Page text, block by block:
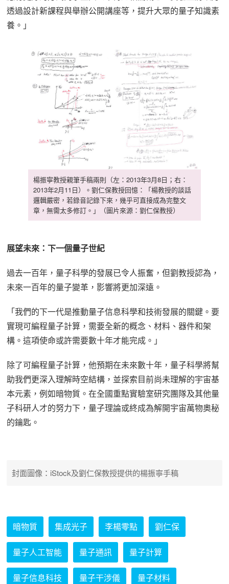
透過設計新課程與舉辦公開講座等，提升大眾的量子知識素
養。」
楊振寧教授親筆手稿兩則（左：2013年3月8日；右：
2013年2月11日）。劉仁保教授回憶：「楊教授的談話
邏輯嚴密，若錄音記錄下來，幾乎可直接成為完整文
章，無需太多修訂。」（圖片來源：劉仁保教授）
展望未來：下一個量子世紀
過去一百年，量子科學的發展已令人振奮，但劉教授認為，
未來一百年的量子變革，影響將更加深遠。
「我們的下一代是推動量子信息科學和技術發展的關鍵。要
實現可編程量子計算，需要全新的概念、材料、器件和架
構。這項使命或許需要數十年才能完成。」
除了可編程量子計算，他預期在未來數十年，量子科學將幫
助我們更深入理解時空結構，並探索目前尚未理解的宇宙基
本元素，例如暗物質。在全國重點實驗室研究團隊及其他量
子科研人才的努力下，量子理論或終成為解開宇宙萬物奧秘
的鑰匙。
封面圖像：iStock及劉仁保教授提供的楊振寧手稿
暗物質 集成光子 李楊零點 劉仁保
量子人工智能 量子通訊 量子計算
量子信息科技 量子干涉儀 量子材料